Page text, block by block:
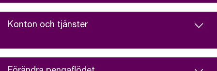
Konton och tjänster